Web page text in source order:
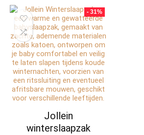
- 31%
Jollein
winterslaapzak